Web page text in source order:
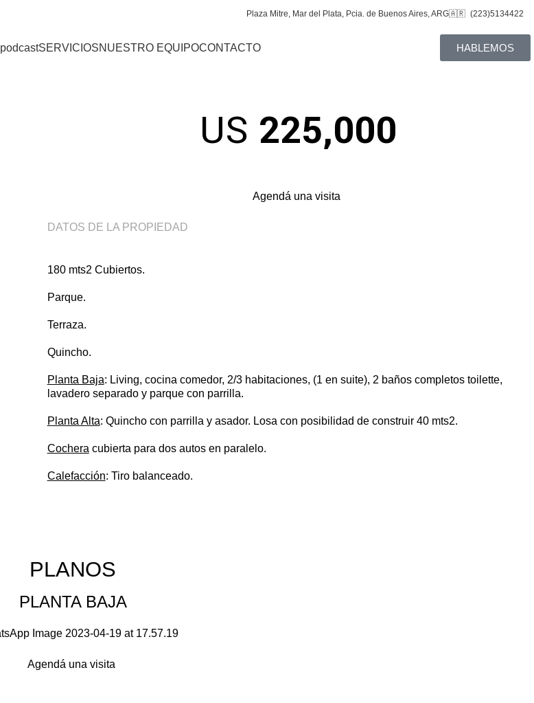
Plaza Mitre, Mar del Plata, Pcia. de Buenos Aires, ARG🇦🇷 (223)5134422
podcastSERVICIOSNUESTRO EQUIPOCONTACTO HABLEMOS
US 225,000
Agendá una visita
DATOS DE LA PROPIEDAD
180 mts2 Cubiertos.
Parque.
Terraza.
Quincho.
Planta Baja: Living, cocina comedor, 2/3 habitaciones, (1 en suite), 2 baños completos toilette,
lavadero separado y parque con parrilla.
Planta Alta: Quincho con parrilla y asador. Losa con posibilidad de construir 40 mts2.
Cochera cubierta para dos autos en paralelo.
Calefacción: Tiro balanceado.
PLANOS
PLANTA BAJA
Agendá una visita